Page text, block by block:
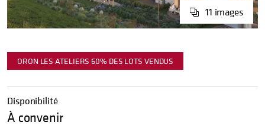
11 images
ORON LES ATELIERS 60% DES LOTS VENDUS
Disponibilité
À convenir